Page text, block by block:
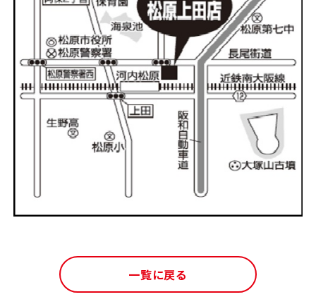
一覧に戻る